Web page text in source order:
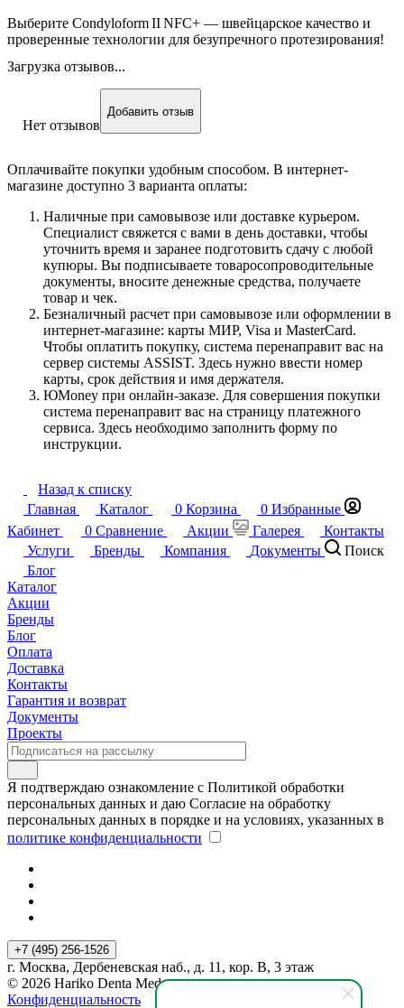
Выберите Condyloform II NFC+ — швейцарское качество и
проверенные технологии для безупречного протезирования!
Загрузка отзывов...
Нет отзывов
Добавить отзыв
Оплачивайте покупки удобным способом. В интернет-
магазине доступно 3 варианта оплаты:
Наличные при самовывозе или доставке курьером.
Специалист свяжется с вами в день доставки, чтобы
уточнить время и заранее подготовить сдачу с любой
купюры. Вы подписываете товаросопроводительные
документы, вносите денежные средства, получаете
товар и чек.
Безналичный расчет при самовывозе или оформлении в
интернет-магазине: карты МИР, Visa и MasterCard.
Чтобы оплатить покупку, система перенаправит вас на
сервер системы ASSIST. Здесь нужно ввести номер
карты, срок действия и имя держателя.
ЮMoney при онлайн-заказе. Для совершения покупки
система перенаправит вас на страницу платежного
сервиса. Здесь необходимо заполнить форму по
инструкции.
Назад к списку
Главная
Каталог 0 Корзина 0 Избранные
Кабинет
0 Сравнение Акции Галерея
Контакты
Услуги
Бренды Компания Документы
Поиск
Блог
Каталог
Акции
Бренды
Блог
Оплата
Доставка
Контакты
Гарантия и возврат
Документы
Проекты
Я подтверждаю ознакомление с Политикой обработки
персональных данных и даю Согласие на обработку
персональных данных в порядке и на условиях, указанных в
политике конфиденциальности
+7 (495) 256-1526
г. Москва, Дербеневская наб., д. 11, кор. В, 3 этаж
© 2026 Hariko Denta Med
Конфиденциальность